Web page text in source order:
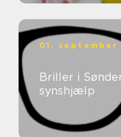
01. september
Briller i
synshjælp